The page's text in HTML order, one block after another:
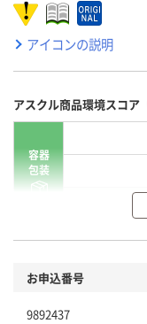
アイコンの説明
アスクル商品環境スコア
容器
包装
本体
お申込番号
9892437